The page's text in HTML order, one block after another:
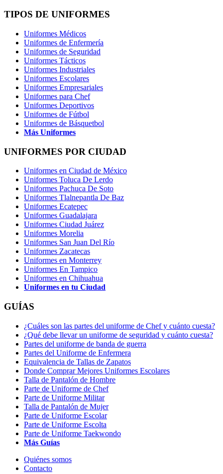
TIPOS DE UNIFORMES
Uniformes Médicos
Uniformes de Enfermería
Uniformes de Seguridad
Uniformes Tácticos
Uniformes Industriales
Uniformes Escolares
Uniformes Empresariales
Uniformes para Chef
Uniformes Deportivos
Uniformes de Fútbol
Uniformes de Básquetbol
Más Uniformes
UNIFORMES POR CIUDAD
Uniformes en Ciudad de México
Uniformes Toluca De Lerdo
Uniformes Pachuca De Soto
Uniformes Tlalnepantla De Baz
Uniformes Ecatepec
Uniformes Guadalajara
Uniformes Ciudad Juárez
Uniformes Morelia
Uniformes San Juan Del Río
Uniformes Zacatecas
Uniformes en Monterrey
Uniformes En Tampico
Uniformes en Chihuahua
Uniformes en tu Ciudad
GUÍAS
¿Cuáles son las partes del uniforme de Chef y cuánto cuesta?
¿Qué debe llevar un uniforme de seguridad y cuánto cuesta?
Partes del uniforme de banda de guerra
Partes del Uniforme de Enfermera
Equivalencia de Tallas de Zapatos
Donde Comprar Mejores Uniformes Escolares
Talla de Pantalón de Hombre
Parte de Uniforme de Chef
Parte de Uniforme Militar
Talla de Pantalón de Mujer
Parte de Uniforme Escolar
Parte de Uniforme Escolta
Parte de Uniforme Taekwondo
Más Guías
Quiénes somos
Contacto